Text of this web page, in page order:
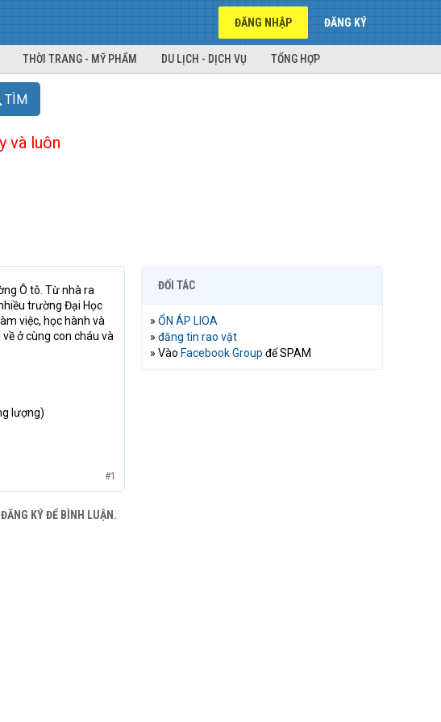
ĐĂNG NHẬP ĐĂNG KÝ
THỜI TRANG - MỸ PHẨM DU LỊCH - DỊCH VỤ TỔNG HỢP
TÌM
và luôn
Ô tô. Từ nhà ra
trường Đại Học
việc, học hành và
ở cùng con cháu và
lượng)
#1
KÝ ĐỂ BÌNH LUẬN.
ĐỐI TÁC
» ỔN ÁP LIOA
» đăng tin rao vặt
» Vào Facebook Group để SPAM